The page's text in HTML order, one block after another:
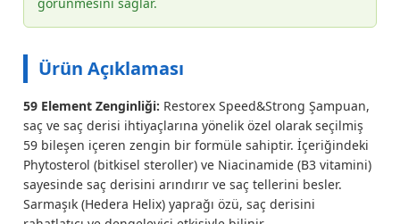
Ürün Açıklaması
59 Element Zenginliği: Restorex Speed&Strong Şampuan,
saç ve saç derisi ihtiyaçlarına yönelik özel olarak seçilmiş
59 bileşen içeren zengin bir formüle sahiptir. İçeriğindeki
Phytosterol (bitkisel steroller) ve Niacinamide (B3 vitamini)
sayesinde saç derisini arındırır ve saç tellerini besler.
Sarmaşık (Hedera Helix) yaprağı özü, saç derisini